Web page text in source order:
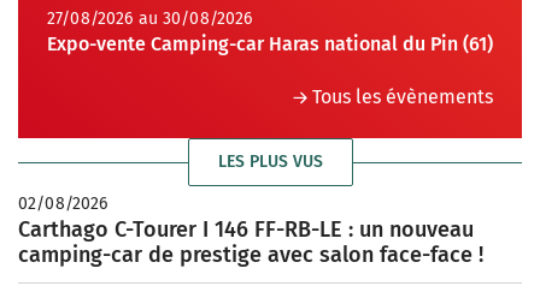
27/08/2026 au 30/08/2026
Expo-vente Camping-car Haras national du Pin (61)
Tous les évènements
LES PLUS VUS
02/08/2026
Carthago C-Tourer I 146 FF-RB-LE : un nouveau
camping-car de prestige avec salon face-face !